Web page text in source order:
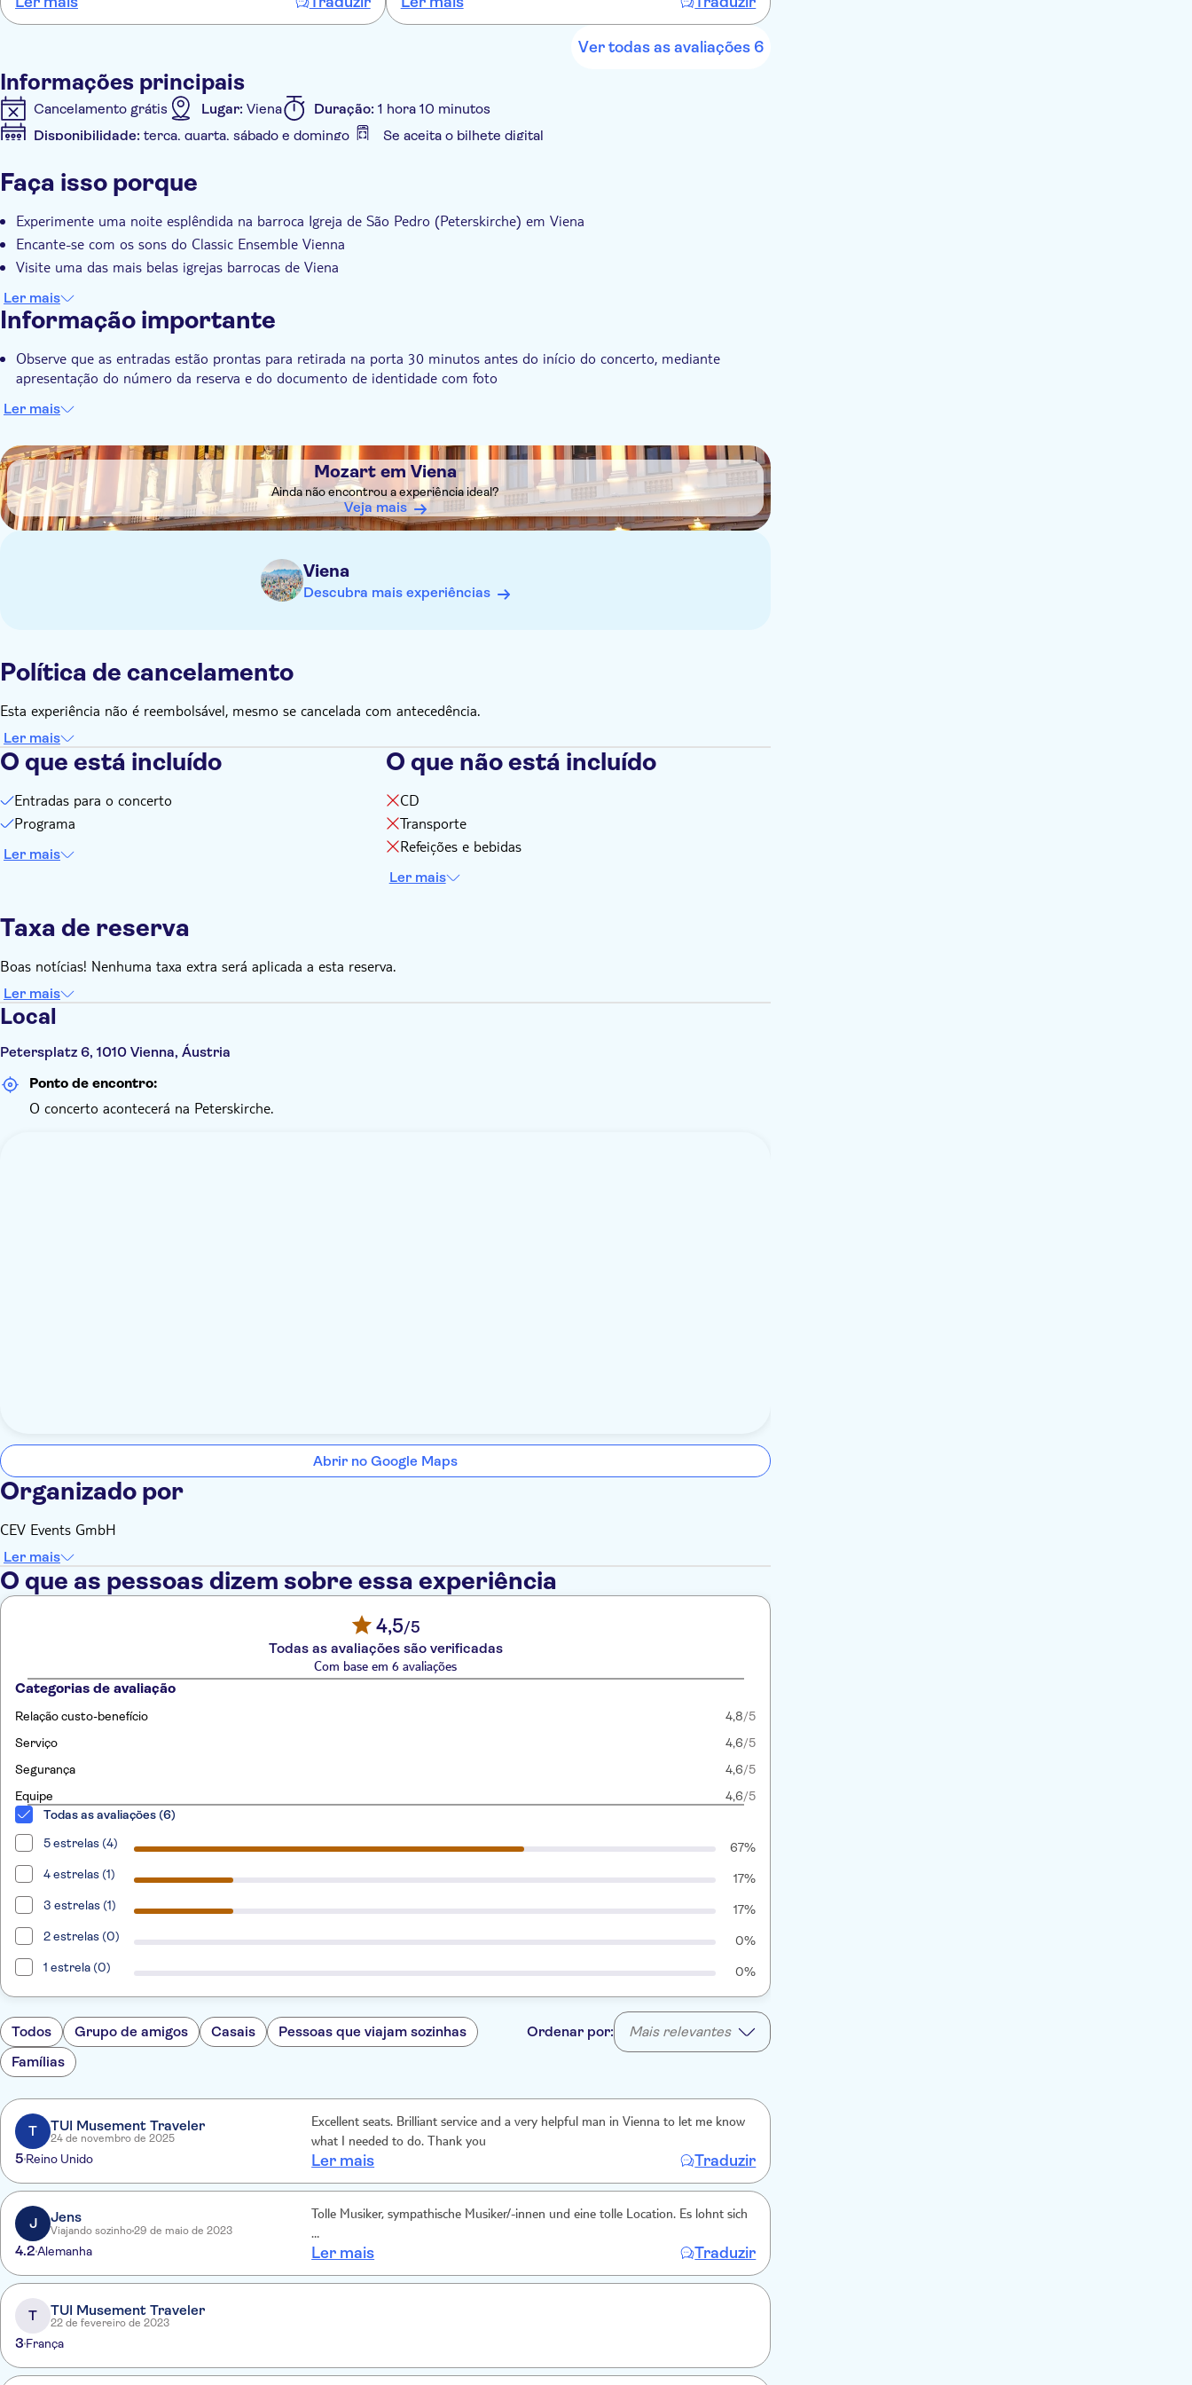
Ver todas as avaliações 6
Informações principais
Cancelamento grátis Lugar: Viena Duração: 1 hora 10 minutos
Disponibilidade: terça, quarta, sábado e domingo Se aceita o bilhete digital
Confirmação instantânea
Acessível em cadeira de rodas
Faça isso porque
Experimente uma noite esplêndida na barroca Igreja de São Pedro (Peterskirche) em Viena
Encante-se com os sons do Classic Ensemble Vienna
Visite uma das mais belas igrejas barrocas de Viena
Ler mais
Informação importante
Observe que as entradas estão prontas para retirada na porta 30 minutos antes do início do concerto, mediante
apresentação do número da reserva e do documento de identidade com foto
Ler mais
DSA1Mozart em Viena
Mozart em Viena
Ainda não encontrou a experiência ideal?
Veja mais
Viena
Descubra mais experiências
Política de cancelamento
Esta experiência não é reembolsável, mesmo se cancelada com antecedência.
Ler mais
O que está incluído
Entradas para o concerto
Programa
Ler mais
O que não está incluído
CD
Transporte
Refeições e bebidas
Ler mais
Taxa de reserva
Boas notícias! Nenhuma taxa extra será aplicada a esta reserva.
Ler mais
Local
Petersplatz 6, 1010 Vienna, Áustria
Ponto de encontro:
O concerto acontecerá na Peterskirche.
Abrir no Google Maps
Organizado por
CEV Events GmbH
Ler mais
O que as pessoas dizem sobre essa experiência
4,5/5
Todas as avaliações são verificadas
Com base em 6 avaliações
Categorias de avaliação
Relação custo-benefício 4,8/5
Serviço
4,6/5
Segurança
4,6/5
Equipe
4,6/5
Todas as avaliações (6)
5 estrelas (4)
67%
4 estrelas (1)
17%
3 estrelas (1)
17%
2 estrelas (0)
0%
1 estrela (0)
0%
Todos Grupo de amigos Casais
Pessoas que viajam sozinhas
Famílias
Ordenar por: Mais relevantes
T TUI Musement Traveler
24 de novembro de 2025
5 Reino Unido
Excellent seats. Brilliant service and a very helpful man in Vienna to let me know
what I needed to do. Thank you
Ler mais Traduzir
J Jens
Viajando sozinho29 de maio de 2023
4.2Alemanha
Tolle Musiker, sympathische Musiker/-innen und eine tolle Location. Es lohnt sich
…
Ler mais Traduzir
T TUI Musement Traveler
22 de fevereiro de 2023
3 França